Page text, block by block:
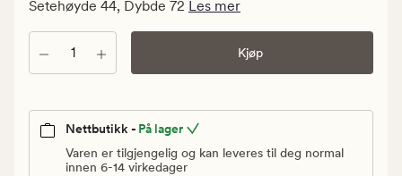
Vanlig
pris
Setehøyde 44, Dybde 72 Les mer
Antall Kjøp
Nettbutikk - På lager
Varen er tilgjengelig og kan leveres til deg normal
innen 6-14 virkedager